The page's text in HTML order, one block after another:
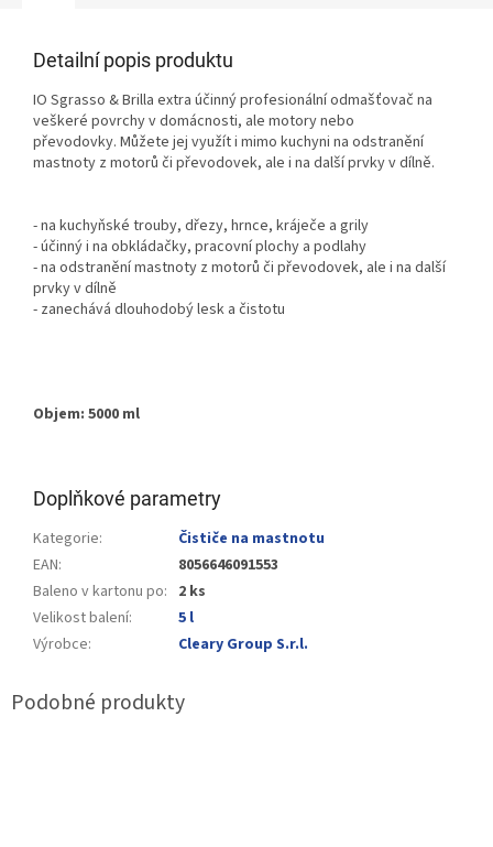
Detailní popis produktu
IO Sgrasso & Brilla extra účinný profesionální odmašťovač na
veškeré povrchy v domácnosti, ale motory nebo
převodovky. Můžete jej využít i mimo kuchyni na odstranění
mastnoty z motorů či převodovek, ale i na další prvky v dílně.
- na kuchyňské trouby, dřezy, hrnce, kráječe a grily
- účinný i na obkládačky, pracovní plochy a podlahy
- na odstranění mastnoty z motorů či převodovek, ale i na další
prvky v dílně
- zanechává dlouhodobý lesk a čistotu
Objem: 5000 ml
Doplňkové parametry
Kategorie:
Čističe na mastnotu
EAN:
8056646091553
Baleno v kartonu po: 2 ks
Velikost balení:
5 l
Výrobce: Cleary Group S.r.l.